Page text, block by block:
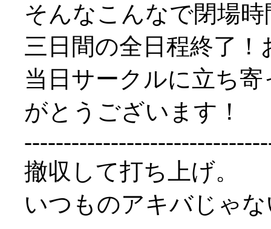
そんなこんなで閉場時
三日間の全日程終了
当日サークルに立ち
がとうございます！
撤収して打ち上げ。
いつものアキバじゃ